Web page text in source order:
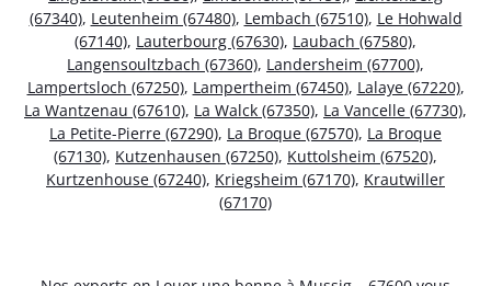
(67340), Leutenheim (67480), Lembach (67510), Le Hohwald
(67140), Lauterbourg (67630), Laubach (67580),
Langensoultzbach (67360), Landersheim (67700),
Lampertsloch (67250), Lampertheim (67450), Lalaye (67220),
La Wantzenau (67610), La Walck (67350), La Vancelle (67730),
La Petite-Pierre (67290), La Broque (67570), La Broque
(67130), Kutzenhausen (67250), Kuttolsheim (67520),
Kurtzenhouse (67240), Kriegsheim (67170), Krautwiller
(67170)